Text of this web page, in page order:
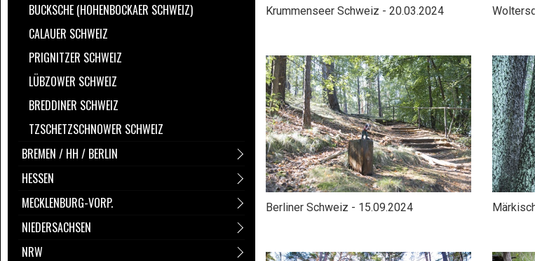
BUCKSCHE (HOHENBOCKAER SCHWEIZ)
CALAUER SCHWEIZ
PRIGNITZER SCHWEIZ
LÜBZOWER SCHWEIZ
BREDDINER SCHWEIZ
TZSCHETZSCHNOWER SCHWEIZ
BREMEN / HH / BERLIN
HESSEN
MECKLENBURG-VORP.
NIEDERSACHSEN
NRW
Krummenseer Schweiz - 20.03.2024
Berliner Schweiz - 15.09.2024